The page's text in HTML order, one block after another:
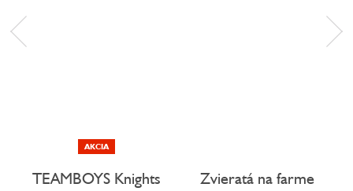
AKCIA
TEAMBOYS Knights
Zvieratá na farme